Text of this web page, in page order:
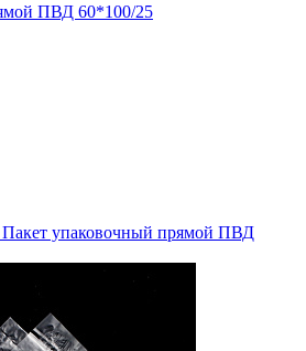
ПВД 60*100/25
упаковочный прямой ПВД